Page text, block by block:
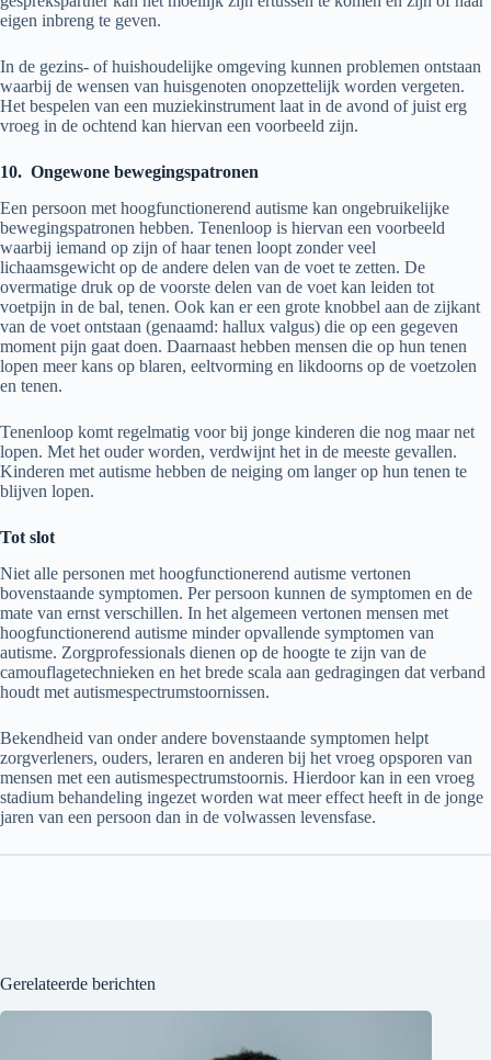
eigen inbreng te geven.
In de gezins- of huishoudelijke omgeving kunnen problemen ontstaan
waarbij de wensen van huisgenoten onopzettelijk worden vergeten.
Het bespelen van een muziekinstrument laat in de avond of juist erg
vroeg in de ochtend kan hiervan een voorbeeld zijn.
10. Ongewone bewegingspatronen
Een persoon met hoogfunctionerend autisme kan ongebruikelijke
bewegingspatronen hebben. Tenenloop is hiervan een voorbeeld
waarbij iemand op zijn of haar tenen loopt zonder veel
lichaamsgewicht op de andere delen van de voet te zetten. De
overmatige druk op de voorste delen van de voet kan leiden tot
voetpijn in de bal, tenen. Ook kan er een grote knobbel aan de zijkant
van de voet ontstaan (genaamd: hallux valgus) die op een gegeven
moment pijn gaat doen. Daarnaast hebben mensen die op hun tenen
lopen meer kans op blaren, eeltvorming en likdoorns op de voetzolen
en tenen.
Tenenloop komt regelmatig voor bij jonge kinderen die nog maar net
lopen. Met het ouder worden, verdwijnt het in de meeste gevallen.
Kinderen met autisme hebben de neiging om langer op hun tenen te
blijven lopen.
Tot slot
Niet alle personen met hoogfunctionerend autisme vertonen
bovenstaande symptomen. Per persoon kunnen de symptomen en de
mate van ernst verschillen. In het algemeen vertonen mensen met
hoogfunctionerend autisme minder opvallende symptomen van
autisme. Zorgprofessionals dienen op de hoogte te zijn van de
camouflagetechnieken en het brede scala aan gedragingen dat verband
houdt met autismespectrumstoornissen.
Bekendheid van onder andere bovenstaande symptomen helpt
zorgverleners, ouders, leraren en anderen bij het vroeg opsporen van
mensen met een autismespectrumstoornis. Hierdoor kan in een vroeg
stadium behandeling ingezet worden wat meer effect heeft in de jonge
jaren van een persoon dan in de volwassen levensfase.
Gerelateerde berichten